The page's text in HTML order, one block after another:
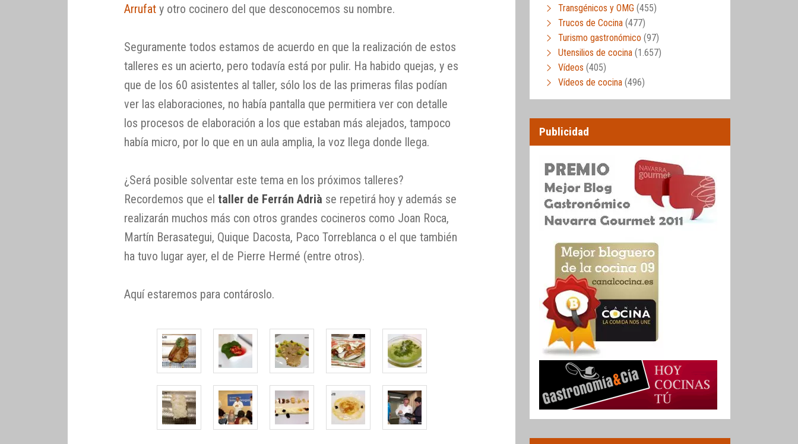
Arrufat y otro cocinero del que desconocemos su nombre.
Seguramente todos estamos de acuerdo en que la realización de estos
talleres es un acierto, pero todavía está por pulir. Ha habido quejas, y es
que de los 60 asistentes al taller, sólo los de las primeras filas podían
ver las elaboraciones, no había pantalla que permitiera ver con detalle
los procesos de elaboración a los que estaban más alejados, tampoco
había micro, por lo que en un aula amplia, la voz llega donde llega.
¿Será posible solventar este tema en los próximos talleres?
Recordemos que el taller de Ferrán Adrià se repetirá hoy y además se
realizarán muchos más con otros grandes cocineros como Joan Roca,
Martín Berasategui, Quique Dacosta, Paco Torreblanca o el que también
ha tuvo lugar ayer, el de Pierre Hermé (entre otros).
Aquí estaremos para contároslo.
Transgénicos y OMG (455)
Trucos de Cocina (477)
Turismo gastronómico (97)
Utensilios de cocina (1.657)
Vídeos (405)
Vídeos de cocina (496)
Publicidad